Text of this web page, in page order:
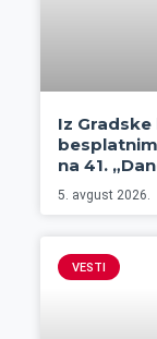
Iz
na 41.
5. avgust 2026.
VESTI